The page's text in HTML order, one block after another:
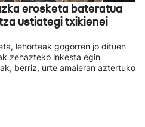
erosketa bateratua
ustiategi txikienei
lehorteak gogorren jo dituen
zehazteko inkesta egin
berriz, urte amaieran aztertuko